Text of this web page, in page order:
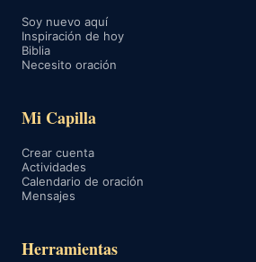
Soy nuevo aquí
Inspiración de hoy
Biblia
Necesito oración
Mi Capilla
Crear cuenta
Actividades
Calendario de oración
Mensajes
Herramientas